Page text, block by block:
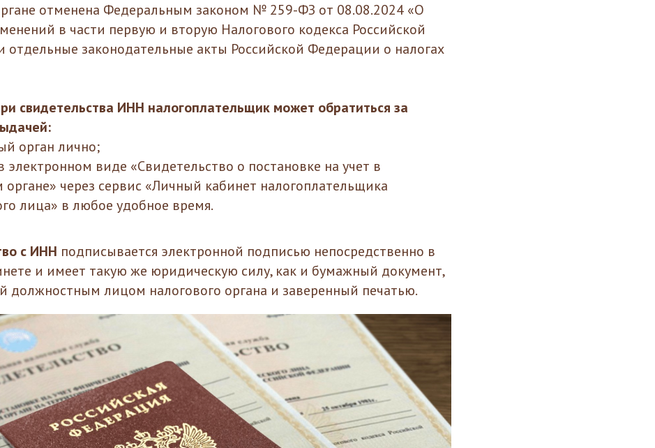
отменена Федеральным законом № 259-ФЗ от 08.08.2024 «О
в части первую и вторую Налогового кодекса Российской
отдельные законодательные акты Российской Федерации о налогах
свидетельства ИНН налогоплательщик может обратиться за
орган лично;
электронном виде «Свидетельство о постановке на учет в
органе» через сервис «Личный кабинет налогоплательщика
лица» в любое удобное время.
с ИНН подписывается электронной подписью непосредственно в
и имеет такую же юридическую силу, как и бумажный документ,
должностным лицом налогового органа и заверенный печатью.